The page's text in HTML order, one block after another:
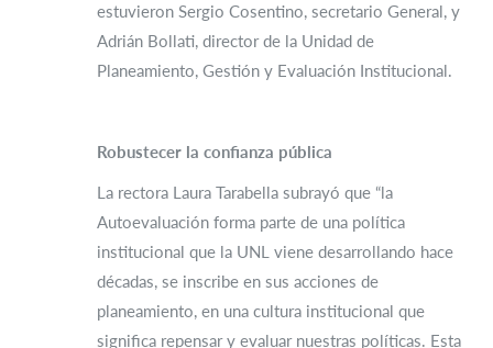
estuvieron Sergio Cosentino, secretario General, y
Adrián Bollati, director de la Unidad de
Planeamiento, Gestión y Evaluación Institucional.
Robustecer la confianza pública
La rectora Laura Tarabella subrayó que “la
Autoevaluación forma parte de una política
institucional que la UNL viene desarrollando hace
décadas, se inscribe en sus acciones de
planeamiento, en una cultura institucional que
significa repensar y evaluar nuestras políticas. Esta